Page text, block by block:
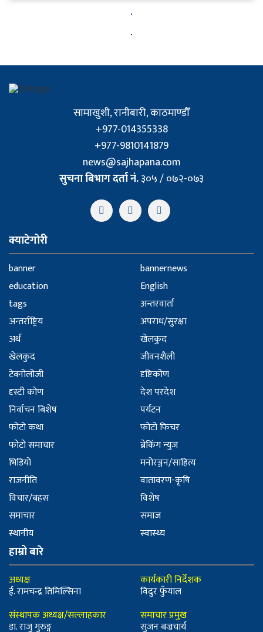
सामाखुशी, रानीबारी, काठमाण्डौँ
+977-014355338
+977-9810141879
news@sajhapana.com
सुचना बिभाग दर्ता नं.३०५ / ०७२-०७३
क्याटेगोरी
banner
bannernews
education
English
tags
अन्तरवार्ता
अन्तर्राष्ट्रिय
अपराध/सुरक्षा
अर्थ
खेलकुद
खेलकुद
जीवनशैली
टेक्नोलोजी
दृष्टिकोण
दृस्टी कोण
देश परदेश
निर्वाचन बिशेष
पर्यटन
फोटो कथा
फोटो फिचर
फोटो समाचार
ब्रेकिंग न्युज
भिडियो
मनोरञ्जन/साहित्य
राजनीति
वातावरण-कृषि
विचार/बहस
विशेष
समाचार
समाज
स्थानीय
स्वास्थ्य
हाम्रो बारे
अध्यक्ष
ई. रामचन्द्र तिमिल्सिना
संस्थापक अध्यक्ष/सल्लाहकार
डा. राजु गुरुङ्ग
कार्यकारी निर्देशक
विदुर फुँयाल
समाचार प्रमुख
सुजन बज्रचार्य